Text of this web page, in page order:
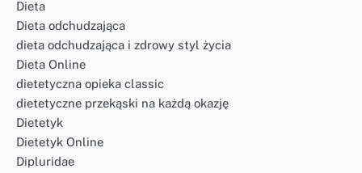
Dieta
Dieta odchudzająca
dieta odchudzająca i zdrowy styl życia
Dieta Online
dietetyczna opieka classic
dietetyczne przekąski na każdą okazję
Dietetyk
Dietetyk Online
Dipluridae